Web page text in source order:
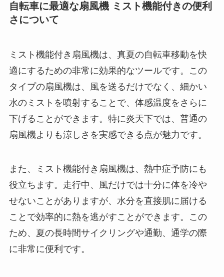
自転車に最適な扇風機 ミスト機能付きの便利
さについて
ミスト機能付き扇風機は、真夏の自転車移動を快
適にするための非常に効果的なツールです。この
タイプの扇風機は、風を送るだけでなく、細かい
水のミストを噴射することで、体感温度をさらに
下げることができます。特に炎天下では、普通の
扇風機よりも涼しさを実感できる点が魅力です。
また、ミスト機能付き扇風機は、熱中症予防にも
役立ちます。走行中、風だけでは十分に体を冷や
せないことがありますが、水分を直接肌に届ける
ことで効率的に熱を逃がすことができます。この
ため、夏の長時間サイクリングや通勤、通学の際
に非常に便利です。